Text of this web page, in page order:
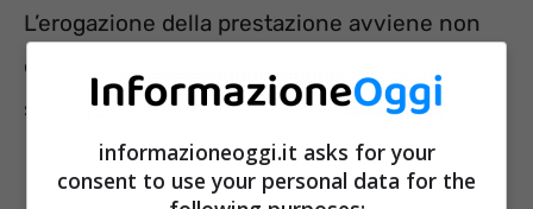
L’erogazione della prestazione avviene non
oltre i diciotto mesi e si può rinnovare, previa
sospensione di un mese, per altri 12 mesi.
informazioneoggi.it asks for your
consent to use your personal data for the